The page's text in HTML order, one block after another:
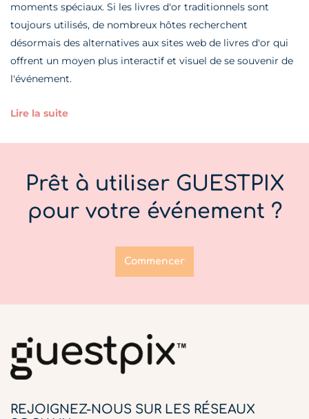
moments spéciaux. Si les livres d'or traditionnels sont
toujours utilisés, de nombreux hôtes recherchent
désormais des alternatives aux sites web de livres d'or qui
offrent un moyen plus interactif et visuel de se souvenir de
l'événement.
Lire la suite
Prêt à utiliser GUESTPIX
pour votre événement ?
Commencer
REJOIGNEZ-NOUS SUR LES RÉSEAUX